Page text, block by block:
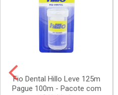
Fio Dental Hillo Leve 125m
Pague 100m - Pacote com